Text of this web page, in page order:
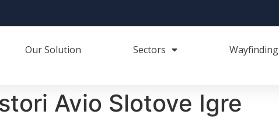
Our Solution Sectors Wayfinding
Avio Slotove Igre